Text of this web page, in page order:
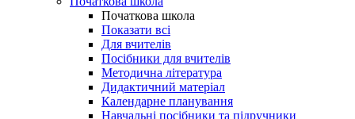
Початкова школа
Показати всі
Для вчителів
Посібники для вчителів
Методична література
Дидактичний матеріал
Календарне планування
Навчальні посібники та підручники